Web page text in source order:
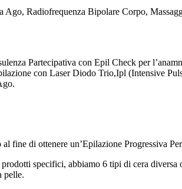
Radiofrequenza Bipolare Corpo,
Partecipativa con Epil Check per
con Laser Diodo Trio,Ipl (Intensive
fine di ottenere un’Epilazione Progressiva
specifici, abbiamo 6 tipi di cera diversa
pelle.